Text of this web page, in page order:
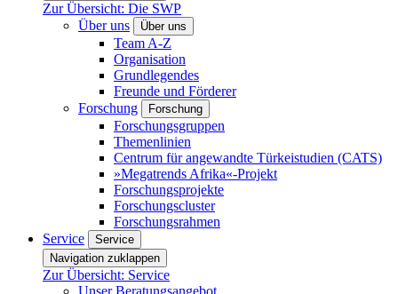
Zur Übersicht: Die SWP
Über uns
Über uns
Team A-Z
Organisation
Grundlegendes
Freunde und Förderer
Forschung
Forschung
Forschungsgruppen
Themenlinien
Centrum für angewandte Türkeistudien (CATS)
»Megatrends Afrika«-Projekt
Forschungsprojekte
Forschungscluster
Forschungsrahmen
Service
Service
Navigation zuklappen
Zur Übersicht: Service
Unser Beratungsangebot